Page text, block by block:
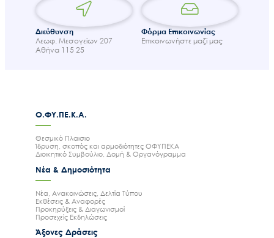
Διεύθυνση
Λεωφ. Μεσογείων 207
Αθήνα 115 25
Φόρμα Επικοινωνίας
Επικοινωνήστε μαζί μας
Ο.ΦΥ.ΠΕ.Κ.Α.
Θεσμικό Πλαισιο
Ίδρυση, σκοπός και αρμοδιότητες ΟΦΥΠΕΚΑ
Διοικητικό Συμβούλιο, Δομή & Οργανόγραμμα
Νέα & Δημοσιότητα
Νέα, Ανακοινώσεις, Δελτία Τύπου
Εκθέσεις & Αναφορές
Προκηρύξεις & Διαγωνισμοί
Προσεχείς Εκδηλώσεις
Άξονες Δράσεις